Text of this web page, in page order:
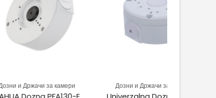
за камери Дозни и Држачи за камери